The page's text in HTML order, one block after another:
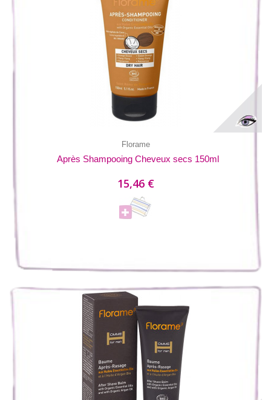
Florame
Après Shampooing Cheveux secs 150ml
15,46 €